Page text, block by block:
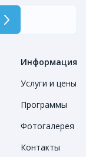
Информация
Услуги и цены
Программы
Фотогалерея
Контакты